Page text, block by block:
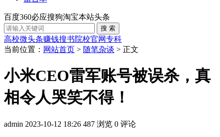
百度360必应搜狗淘宝本站头条
高校微头条赚钱搜书院校官网专科
当前位置： 网站首页 > 随笔杂谈 > 正文
小米CEO雷军账号被误杀，真
相令人哭笑不得！
admin 2023-10-12 18:26 487 浏览 0 评论